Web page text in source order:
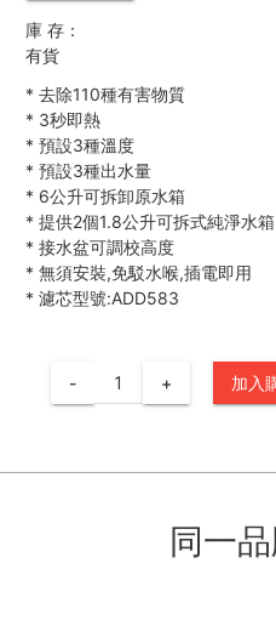
庫 存：
有貨
* 去除110種有害物質
* 3秒即熱
* 預設3種溫度
* 預設3種出水量
* 6公升可拆卸原水箱
* 提供2個1.8公升可拆式純淨水箱
* 接水盆可調校高度
* 無須安裝,免駁水喉,插電即用
* 濾芯型號:ADD583
- + 加入
同一